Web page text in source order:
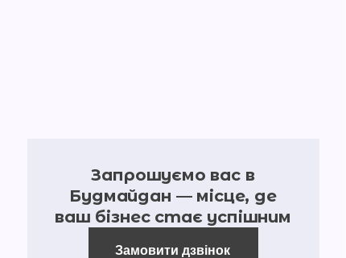
Запрошуємо вас в
Будмайдан — місце, де
ваш бізнес стає успішним
Замовити дзвінок